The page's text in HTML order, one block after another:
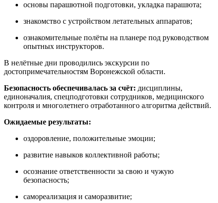
основы парашютной подготовки, укладка парашюта;
знакомство с устройством летательных аппаратов;
ознакомительные полёты на планере под руководством
опытных инструкторов.
В нелётные дни проводились экскурсии по
достопримечательностям Воронежской области.
Безопасность обеспечивалась за счёт: дисциплины,
единоначалия, спецподготовки сотрудников, медицинского
контроля и многолетнего отработанного алгоритма действий.
Ожидаемые результаты:
оздоровление, положительные эмоции;
развитие навыков коллективной работы;
осознание ответственности за свою и чужую
безопасность;
самореализация и саморазвитие;